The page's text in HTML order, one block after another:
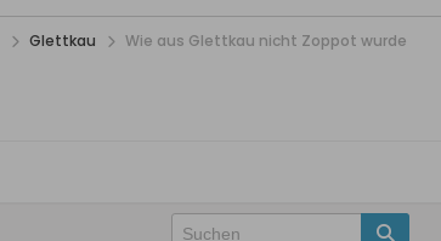
Glettkau Wie aus Glettkau nicht Zoppot wurde